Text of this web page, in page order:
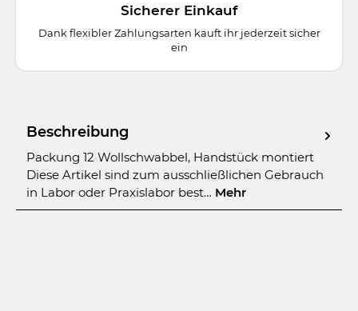
Sicherer Einkauf
Dank flexibler Zahlungsarten kauft ihr jederzeit sicher
ein
Beschreibung
Packung 12 Wollschwabbel, Handstück montiert
Diese Artikel sind zum ausschließlichen Gebrauch
in Labor oder Praxislabor best… Mehr